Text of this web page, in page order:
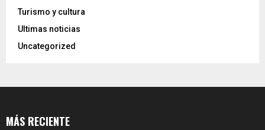
Turismo y cultura
Ultimas noticias
Uncategorized
MÁS RECIENTE